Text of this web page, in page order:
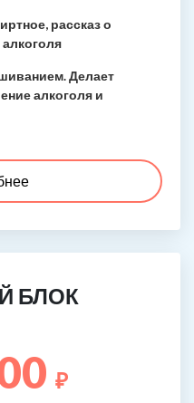
рассказ о
Делает
алкоголя и
БЛОК
₽